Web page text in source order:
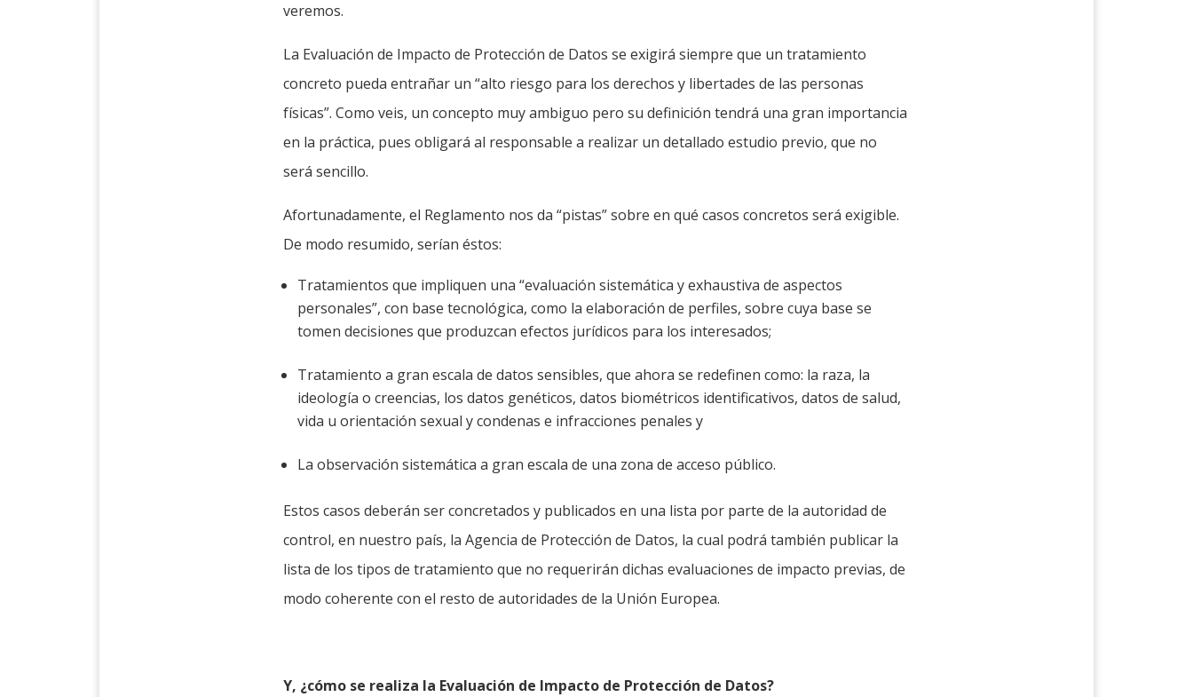
veremos.
La Evaluación de Impacto de Protección de Datos se exigirá siempre que un tratamiento
concreto pueda entrañar un “alto riesgo para los derechos y libertades de las personas
físicas”. Como veis, un concepto muy ambiguo pero su definición tendrá una gran importancia
en la práctica, pues obligará al responsable a realizar un detallado estudio previo, que no
será sencillo.
Afortunadamente, el Reglamento nos da “pistas” sobre en qué casos concretos será exigible.
De modo resumido, serían éstos:
Tratamientos que impliquen una “evaluación sistemática y exhaustiva de aspectos
personales”, con base tecnológica, como la elaboración de perfiles, sobre cuya base se
tomen decisiones que produzcan efectos jurídicos para los interesados;
Tratamiento a gran escala de datos sensibles, que ahora se redefinen como: la raza, la
ideología o creencias, los datos genéticos, datos biométricos identificativos, datos de salud,
vida u orientación sexual y condenas e infracciones penales y
La observación sistemática a gran escala de una zona de acceso público.
Estos casos deberán ser concretados y publicados en una lista por parte de la autoridad de
control, en nuestro país, la Agencia de Protección de Datos, la cual podrá también publicar la
lista de los tipos de tratamiento que no requerirán dichas evaluaciones de impacto previas, de
modo coherente con el resto de autoridades de la Unión Europea.
Y, ¿cómo se realiza la Evaluación de Impacto de Protección de Datos?